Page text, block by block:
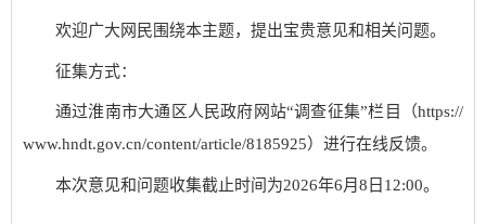
欢迎广大网民围绕本主题，提出宝贵意见和相关问题。
征集方式：
通过淮南市大通区人民政府网站“调查征集”栏目（https://
www.hndt.gov.cn/content/article/8185925）进行在线反馈。
本次意见和问题收集截止时间为2026年6月8日12:00。